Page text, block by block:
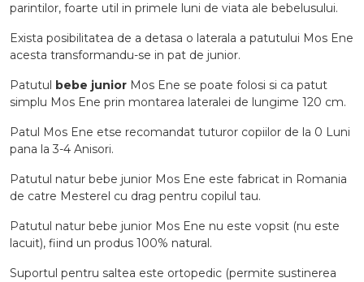
parintilor, foarte util in primele luni de viata ale bebelusului.
Exista posibilitatea de a detasa o laterala a patutului Mos Ene
acesta transformandu-se in pat de junior.
Patutul bebe junior Mos Ene se poate folosi si ca patut
simplu Mos Ene prin montarea lateralei de lungime 120 cm.
Patul Mos Ene etse recomandat tuturor copiilor de la 0 Luni
pana la 3-4 Anisori.
Patutul natur bebe junior Mos Ene este fabricat in Romania
de catre Mesterel cu drag pentru copilul tau.
Patutul natur bebe junior Mos Ene nu este vopsit (nu este
lacuit), fiind un produs 100% natural.
Suportul pentru saltea este ortopedic (permite sustinerea